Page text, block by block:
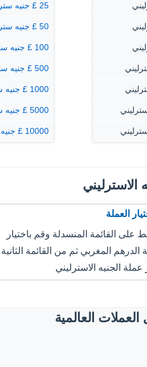
25 £ جنيه سترليني
50 £ جنيه سترليني
100 £ جنيه سترليني
500 £ جنيه سترليني
1000 £ جنيه سترليني
5000 £ جنيه سترليني
10000 £ جنيه سترليني
الاسترليني
على القائمة المنسدلة وقم باختيار
الدرهم المغربي ثم من القائمة الثانية
عملة الجنيه الاسترليني
العالمية